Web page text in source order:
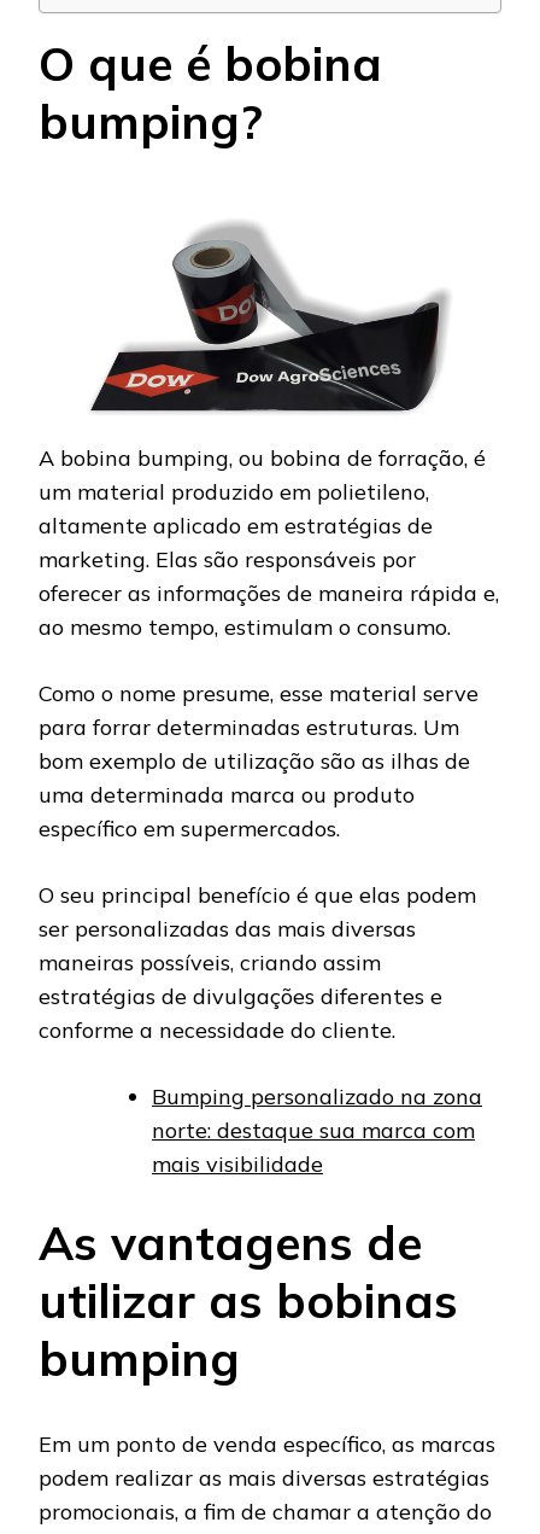
O que é bobina
bumping?
A bobina bumping, ou bobina de forração, é
um material produzido em polietileno,
altamente aplicado em estratégias de
marketing. Elas são responsáveis por
oferecer as informações de maneira rápida e,
ao mesmo tempo, estimulam o consumo.
Como o nome presume, esse material serve
para forrar determinadas estruturas. Um
bom exemplo de utilização são as ilhas de
uma determinada marca ou produto
específico em supermercados.
O seu principal benefício é que elas podem
ser personalizadas das mais diversas
maneiras possíveis, criando assim
estratégias de divulgações diferentes e
conforme a necessidade do cliente.
Bumping personalizado na zona
norte: destaque sua marca com
mais visibilidade
As vantagens de
utilizar as bobinas
bumping
Em um ponto de venda específico, as marcas
podem realizar as mais diversas estratégias
promocionais, a fim de chamar a atenção do